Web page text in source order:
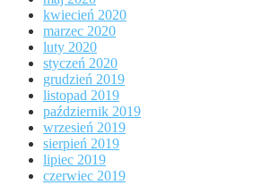
kwiecień 2020
marzec 2020
luty 2020
styczeń 2020
grudzień 2019
listopad 2019
październik 2019
wrzesień 2019
sierpień 2019
lipiec 2019
czerwiec 2019